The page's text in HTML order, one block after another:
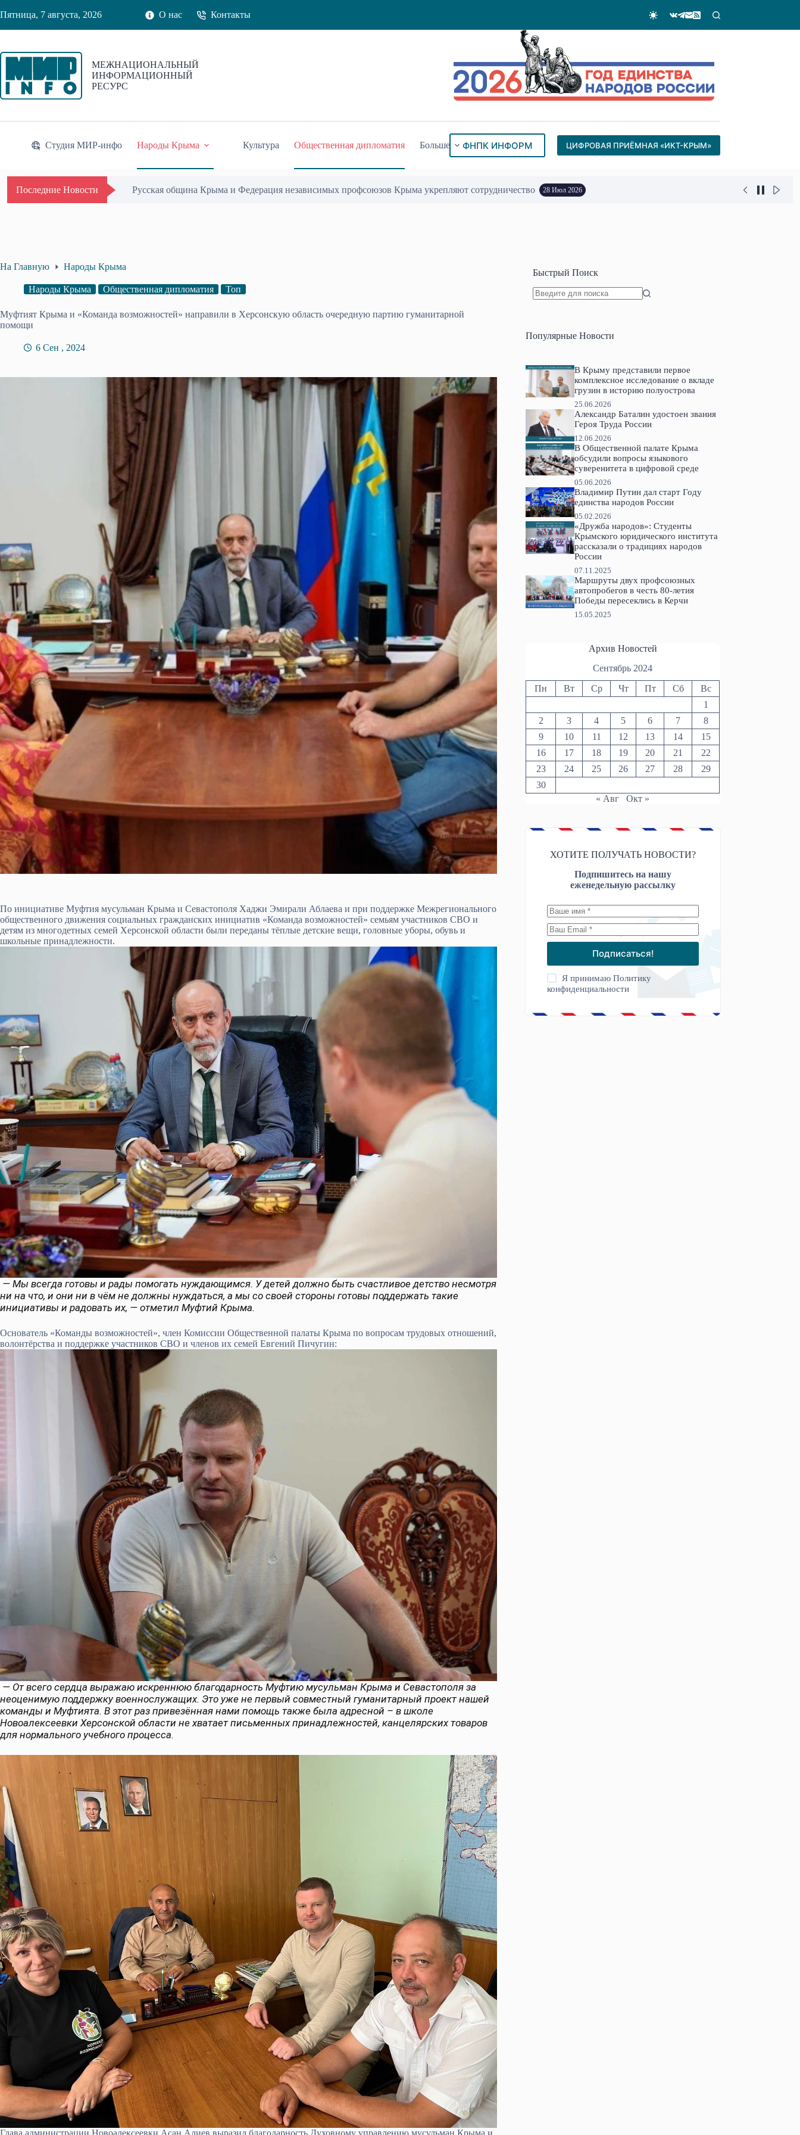
к
Пятница, 7 августа, 2026 О нас Контакты
МЕЖНАЦИОНАЛЬНЫЙ
ИНФОРМАЦИОННЫЙ
РЕСУРС
Студия МИР-инфо Народы Крыма Культура Общественная дипломатия Больше ФНПК ИНФОРМ ЦИФРОВАЯ ПРИЁМНАЯ «ИКТ-КРЫМ»
Последние Новости Русская община Крыма и Федерация независимых профсоюзов Крыма укрепляют сотрудничество 28 Июл 2026
На Главную Народы Крыма
Народы Крыма Общественная дипломатия Топ
Муфтият Крыма и «Команда возможностей» направили в Херсонскую область очередную партию гуманитарной
помощи
6 Сен , 2024
По инициативе Муфтия мусульман Крыма и Севастополя Хаджи Эмирали Аблаева и при поддержке Межрегионального
общественного движения социальных гражданских инициатив «Команда возможностей» семьям участников СВО и
детям из многодетных семей Херсонской области были переданы тёплые детские вещи, головные уборы, обувь и
школьные принадлежности.
— Мы всегда готовы и рады помогать нуждающимся. У детей должно быть счастливое детство несмотря
ни на что, и они ни в чём не должны нуждаться, а мы со своей стороны готовы поддержать такие
инициативы и радовать их, — отметил Муфтий Крыма.
Основатель «Команды возможностей», член Комиссии Общественной палаты Крыма по вопросам трудовых отношений,
волонтёрства и поддержке участников СВО и членов их семей Евгений Пичугин:
— От всего сердца выражаю искреннюю благодарность Муфтию мусульман Крыма и Севастополя за
неоценимую поддержку военнослужащих. Это уже не первый совместный гуманитарный проект нашей
команды и Муфтията. В этот раз привезённая нами помощь также была адресной – в школе
Новоалексеевки Херсонской области не хватает письменных принадлежностей, канцелярских товаров
для нормального учебного процесса.
Глава администрации Новоалексеевки Асан Алиев выразил благодарность Духовному управлению мусульман Крыма и
Быстрый Поиск
Популярные Новости
В Крыму представили первое
комплексное исследование о вкладе
грузин в историю полуострова
25.06.2026
Александр Баталин удостоен звания
Героя Труда России
12.06.2026
В Общественной палате Крыма
обсудили вопросы языкового
суверенитета в цифровой среде
05.06.2026
Владимир Путин дал старт Году
единства народов России
05.02.2026
«Дружба народов»: Студенты
Крымского юридического института
рассказали о традициях народов
России
07.11.2025
Маршруты двух профсоюзных
автопробегов в честь 80-летия
Победы пересеклись в Керчи
15.05.2025
Архив Новостей
Сентябрь 2024
Пн Вт Ср Чт Пт Сб
Вс
1
2
3 4 5 6 7
8
9
10 11 12 13 14
15
16
17 18 19 20 21
22
23
24 25 26 27 28
29
30
« Авг
Окт »
ХОТИТЕ ПОЛУЧАТЬ НОВОСТИ?
Подпишитесь на нашу
еженедельную рассылку
Подписаться!
Я принимаюПолитику
конфиденциальности